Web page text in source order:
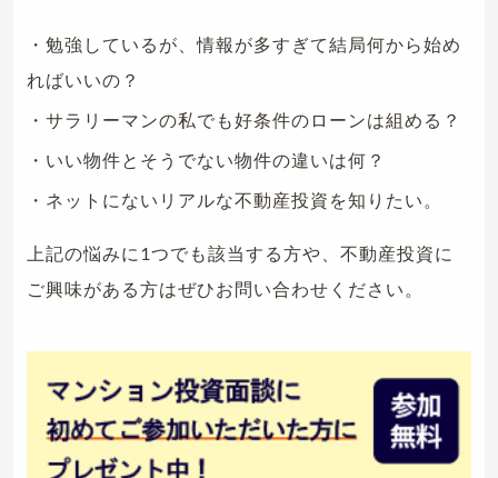
・勉強しているが、情報が多すぎて結局何から始め
ればいいの？
・サラリーマンの私でも好条件のローンは組める？
・いい物件とそうでない物件の違いは何？
・ネットにないリアルな不動産投資を知りたい。
上記の悩みに1つでも該当する方や、不動産投資に
ご興味がある方はぜひお問い合わせください。